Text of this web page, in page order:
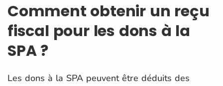
Comment obtenir un reçu
fiscal pour les dons à la
SPA ?
Les dons à la SPA peuvent être déduits des